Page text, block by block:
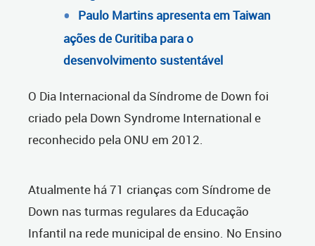
Paulo Martins apresenta em Taiwan
ações de Curitiba para o
desenvolvimento sustentável
O Dia Internacional da Síndrome de Down foi
criado pela Down Syndrome International e
reconhecido pela ONU em 2012.
Atualmente há 71 crianças com Síndrome de
Down nas turmas regulares da Educação
Infantil na rede municipal de ensino. No Ensino